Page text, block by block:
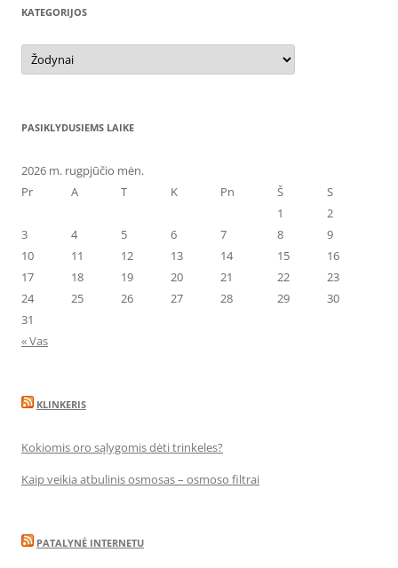
KATEGORIJOS
Kategorijos
PASIKLYDUSIEMS LAIKE
2026 m. rugpjūčio mėn.
Pr
A T K Pn Š
S
1
2
3
4 5 6 7 8
9
10
11 12 13 14 15
16
17
18 19 20 21 22
23
24
25 26 27 28 29
30
31
« Vas
KLINKERIS
Kokiomis oro sąlygomis dėti trinkeles?
Kaip veikia atbulinis osmosas – osmoso filtrai
PATALYNĖ INTERNETU